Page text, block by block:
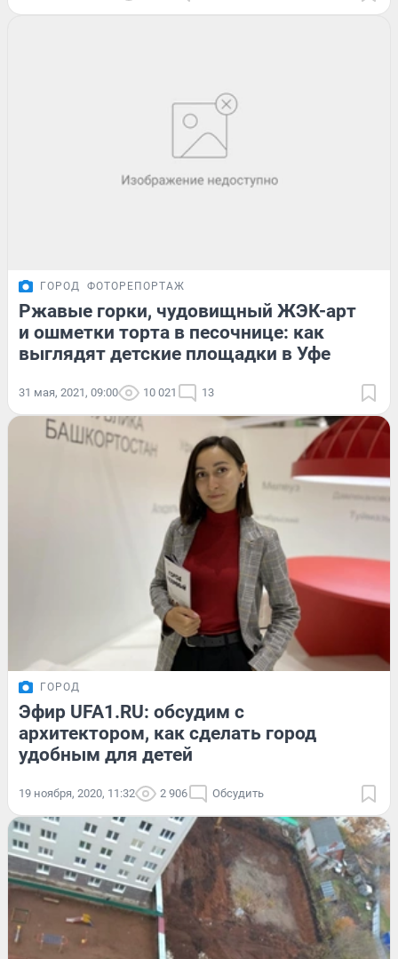
ГОРОД ФОТОРЕПОРТАЖ
Ржавые горки, чудовищный ЖЭК-арт
и ошметки торта в песочнице: как
выглядят детские площадки в Уфе
31 мая, 2021, 09:00 10 021 13
ГОРОД
Эфир UFA1.RU: обсудим с
архитектором, как сделать город
удобным для детей
19 ноября, 2020, 11:32 2 906 Обсудить